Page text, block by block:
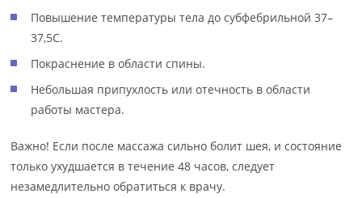
Повышение температуры тела до субфебрильной 37–
37,5С.
Покраснение в области спины.
Небольшая припухлость или отечность в области
работы мастера.
Важно! Если после массажа сильно болит шея, и состояние
только ухудшается в течение 48 часов, следует
незамедлительно обратиться к врачу.